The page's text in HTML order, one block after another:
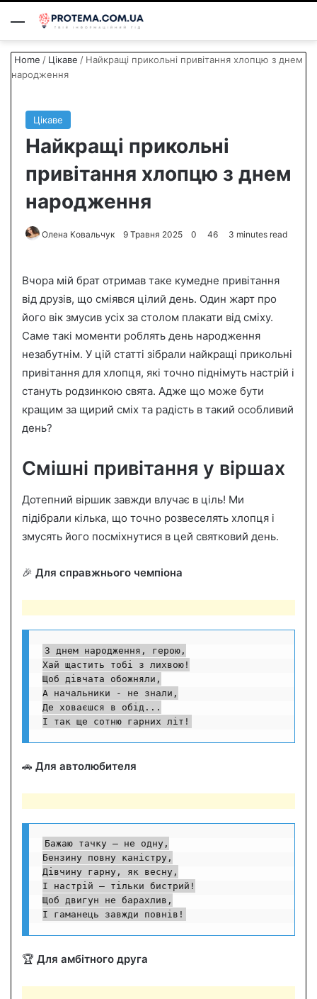
Menu
Home / Цікаве / Найкращі прикольні привітання хлопцю з днем
народження
Цікаве
Найкращі прикольні
привітання хлопцю з днем
народження
Олена Ковальчук
d
a
n
e
m
a
i
9 Травня 2025 0 46 3 minutes read
Вчора мій брат отримав таке кумедне привітання
від друзів, що сміявся цілий день. Один жарт про
його вік змусив усіх за столом плакати від сміху.
Саме такі моменти роблять день народження
незабутнім. У цій статті зібрали найкращі прикольні
привітання для хлопця, які точно піднімуть настрій і
стануть родзинкою свята. Адже що може бути
кращим за щирий сміх та радість в такий особливий
день?
Смішні привітання у віршах
Дотепний віршик завжди влучає в ціль! Ми
підібрали кілька, що точно розвеселять хлопця і
змусять його посміхнутися в цей святковий день.
🎉 Для справжнього чемпіона
З днем народження, герою,
Хай щастить тобі з лихвою!
Щоб дівчата обожняли,
А начальники - не знали,
Де ховаєшся в обід...
І так ще сотню гарних літ!
🚗 Для автолюбителя
Бажаю тачку – не одну,
Бензину повну каністру,
Дівчину гарну, як весну,
І настрій – тільки бистрий!
Щоб двигун не барахлив,
І гаманець завжди повнів!
🏆 Для амбітного друга